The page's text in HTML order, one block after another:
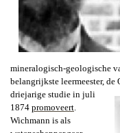
mineralogisch-geologische
belangrijkste leermeester,
driejarige studie in juli
1874 promoveert
Wichmann is als